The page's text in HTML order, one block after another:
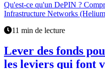
Qu'est-ce qu'un DePIN ?
Infrastructure Networks
11 min de lecture
Lever des fonds
les leviers qui font